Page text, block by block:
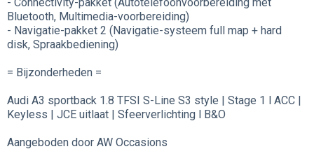
Bluetooth, Multimedia-voorbereiding)
- Navigatie-pakket 2 (Navigatie-systeem full map + hard
disk, Spraakbediening)
= Bijzonderheden =
Audi A3 sportback 1.8 TFSI S-Line S3 style | Stage 1 l ACC |
Keyless | JCE uitlaat | Sfeerverlichting l B&O
Aangeboden door AW Occasions